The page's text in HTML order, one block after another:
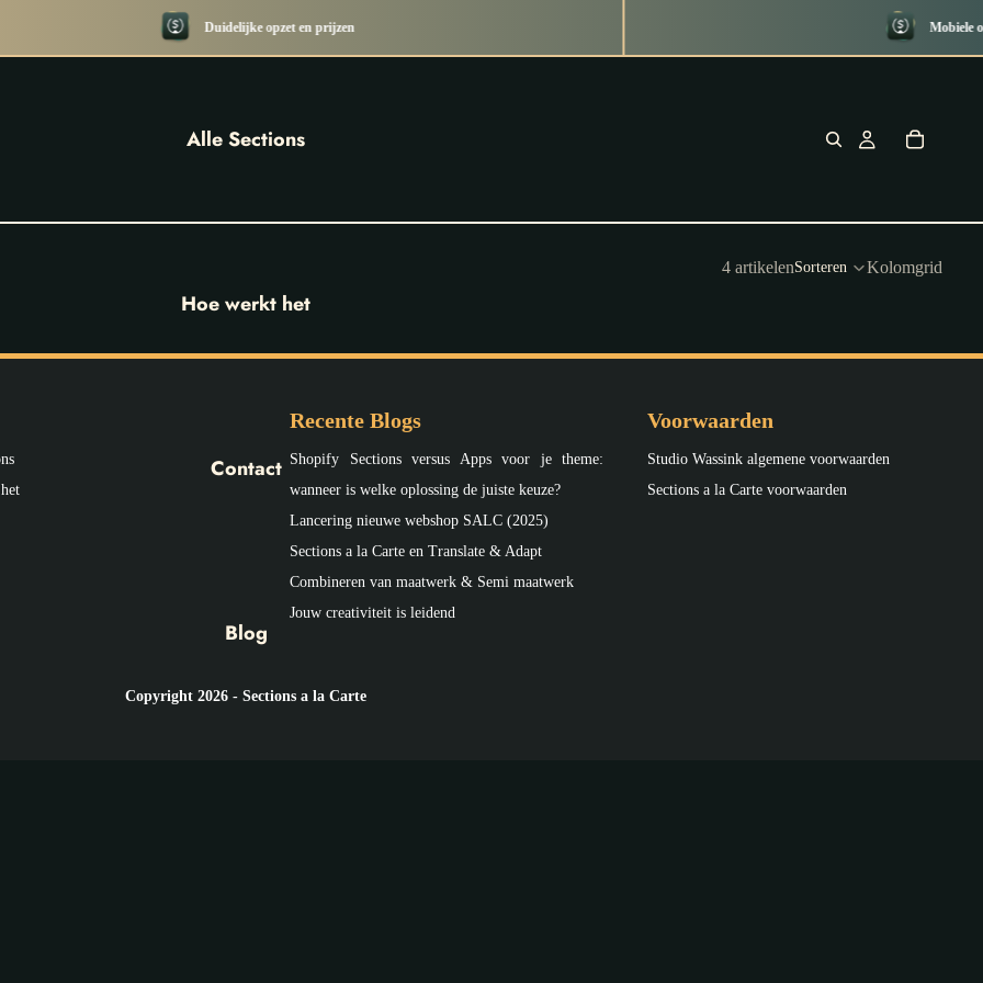
Duidelijke opzet en prijzen Mobiele
Alle Sections
Hoe werkt het
Contact
Blog
4 artikelenSorteren Kolomgrid
Recente Blogs
Shopify Sections versus Apps voor je theme:
wanneer is welke oplossing de juiste keuze?
Lancering nieuwe webshop SALC (2025)
Sections a la Carte en Translate & Adapt
Combineren van maatwerk & Semi maatwerk
Jouw creativiteit is leidend
Voorwaarden
Studio Wassink algemene voorwaarden
Sections a la Carte voorwaarden
Copyright 2026 - Sections a la Carte